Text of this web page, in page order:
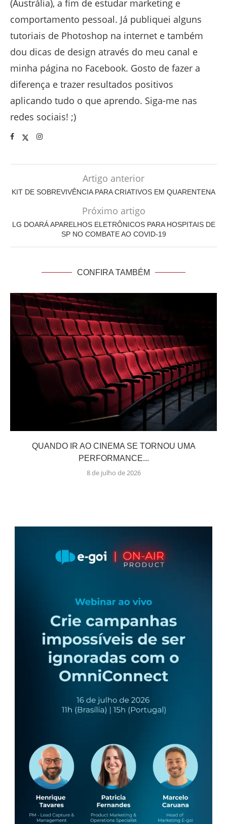
(Austrália), a fim de estudar marketing e
comportamento pessoal. Já publiquei alguns
tutoriais de Photoshop na internet e também
dou dicas de design através do meu canal e
minha página no Facebook. Gosto de fazer a
diferença e trazer resultados positivos
aplicando tudo o que aprendo. Siga-me nas
redes sociais! ;)
Artigo anterior
KIT DE SOBREVIVÊNCIA PARA CRIATIVOS EM QUARENTENA
Próximo artigo
LG DOARÁ APARELHOS ELETRÔNICOS PARA HOSPITAIS DE
SP NO COMBATE AO COVID-19
CONFIRA TAMBÉM
QUANDO IR AO CINEMA SE TORNOU UMA
PERFORMANCE...
8 de julho de 2026